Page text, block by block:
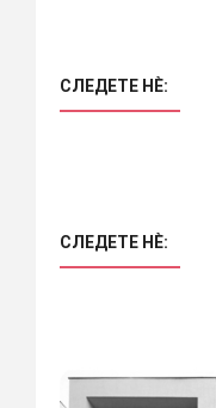
СЛЕДЕТЕ НÈ:
СЛЕДЕТЕ НÈ: